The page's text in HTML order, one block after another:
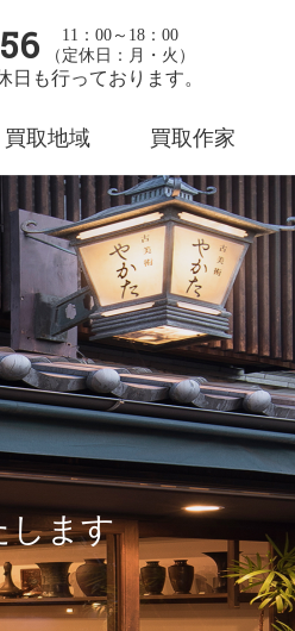
11：00～18：00
（定休日：月・火）
も行っております。
買取地域 買取作家
ます